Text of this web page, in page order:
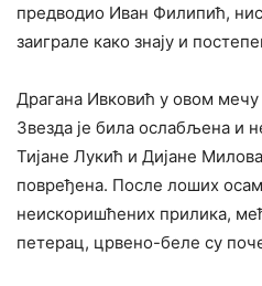
предводио Иван Филипић,
заиграле како знају и
Драгана Ивковић у овом
Звезда је била ослабљена и
Тијане Лукић и Дијане
повређена. После лоших
неискоришћених прилика,
петерац, црвено-беле су